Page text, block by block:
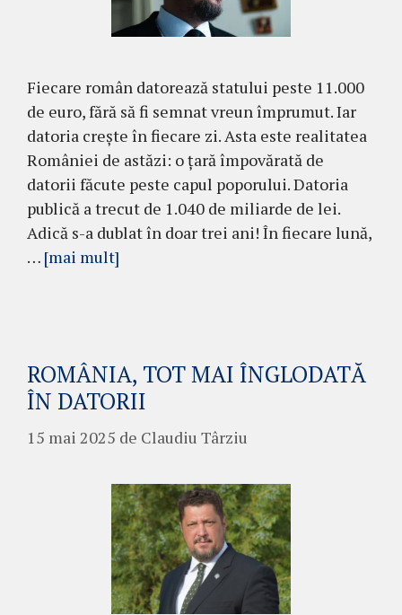
Fiecare român datorează statului peste 11.000
de euro, fără să fi semnat vreun împrumut. Iar
datoria crește în fiecare zi. Asta este realitatea
României de astăzi: o țară împovărată de
datorii făcute peste capul poporului. Datoria
publică a trecut de 1.040 de miliarde de lei.
Adică s-a dublat în doar trei ani! În fiecare lună,
… [mai mult]
ROMÂNIA, TOT MAI ÎNGLODATĂ
ÎN DATORII
15 mai 2025 de Claudiu Târziu